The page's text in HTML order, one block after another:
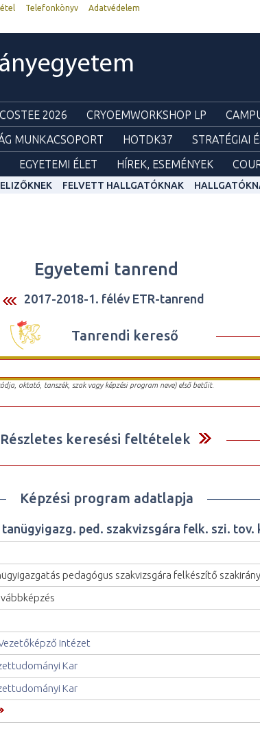
Telefonkönyv
Adatvédelem
2026 CRYOEMWORKSHOP LP
MUNKACSOPORT HOTDK37 STRATÉGIAI
EGYETEMI ÉLET HÍREK, ESEMÉNYEK
FELVETT HALLGATÓKNAK
Egyetemi tanrend
2017-2018-1. félév ETR-tanrend
Tanrendi kereső
oktató, tanszék, szak vagy képzési program neve) első betűit.
Részletes keresési feltételek
Képzési program adatlapja
ped. szakvizsgára felk. szi. tov.
pedagógus szakvizsgára felkészítő
Intézet
Kar
Kar